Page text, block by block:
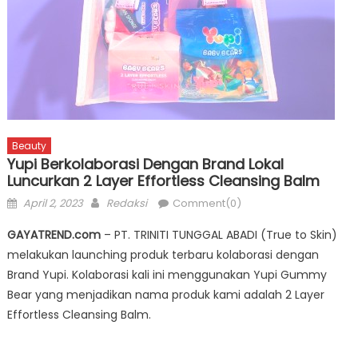
Beauty
Yupi Berkolaborasi Dengan Brand Lokal
Luncurkan 2 Layer Effortless Cleansing Balm
Posted
April 2, 2023 Author
Redaksi Comment(0)
GAYATREND.com– PT. TRINITI TUNGGAL ABADI (True to Skin)
melakukan launching produk terbaru kolaborasi dengan
Brand Yupi. Kolaborasi kali ini menggunakan Yupi Gummy
Bear yang menjadikan nama produk kami adalah 2 Layer
Effortless Cleansing Balm.